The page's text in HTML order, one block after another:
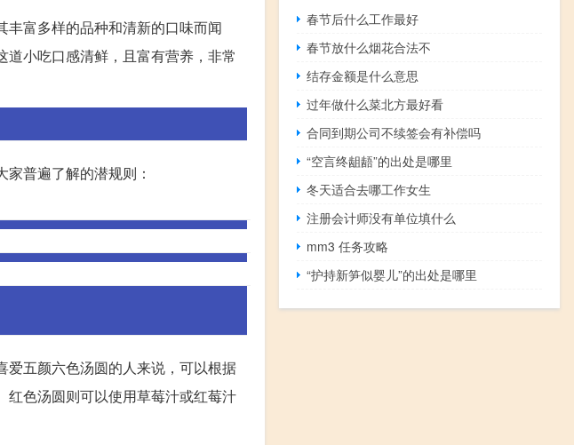
富多样的品种和清新的口味而闻
小吃口感清鲜，且富有营养，非常
普遍了解的潜规则：
爱五颜六色汤圆的人来说，可以根据
红色汤圆则可以使用草莓汁或红莓汁
春节后什么工作最好
春节放什么烟花合法不
结存金额是什么意思
过年做什么菜北方最好看
合同到期公司不续签会有补偿吗
“空言终龃龉”的出处是哪里
冬天适合去哪工作女生
注册会计师没有单位填什么
mm3 任务攻略
“护持新笋似婴儿”的出处是哪里